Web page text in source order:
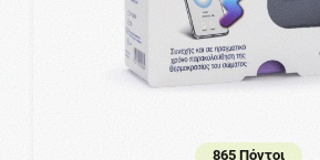
865 Πόντοι